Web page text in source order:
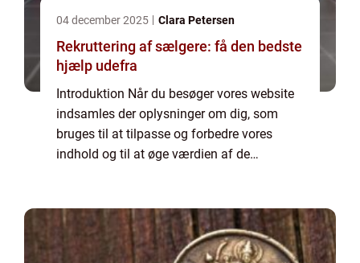
04 december 2025 Clara Petersen
Rekruttering af sælgere: få den bedste
hjælp udefra
Introduktion Når du besøger vores website
indsamles der oplysninger om dig, som
bruges til at tilpasse og forbedre vores
indhold og til at øge værdien af de
slett...